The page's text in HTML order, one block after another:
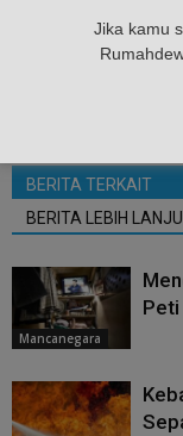
BERITA TERKAIT
BERITA LEBIH
Mancanegara
Peti
Jika kamu